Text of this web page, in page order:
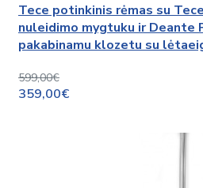
Tece potinkinis rėmas su TeceNow
nuleidimo mygtuku ir Deante Peonia rimless
pakabinamu klozetu su
599,00€
359,00€